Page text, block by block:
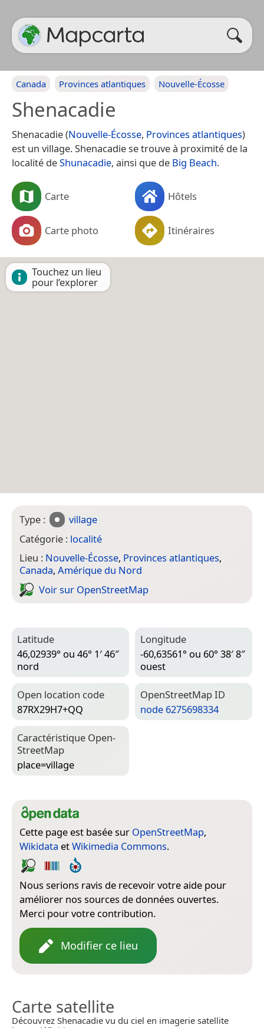
Canada Provinces atlantiques Nouvelle-Écosse
Shenacadie
Shenacadie (Nouvelle-Écosse, Provinces atlantiques)
est un village. Shenacadie se trouve à proximité de la
localité deShunacadie, ainsi que de Big Beach.
Carte Hôtels
Carte photo Itinéraires
Touchez un lieu
pour l’explorer
Type :
village
Catégorie : localité
Lieu : Nouvelle-Écosse, Provinces atlantiques,
Canada, Amérique du Nord
Voir sur Open­Street­Map
Latitude
46,02939° ou 46° 1′ 46″
nord
Longitude
-60,63561° ou 60° 38′ 8″
ouest
Open location code
87RX29H7+QQ
Open­Street­Map ID
node 6275698334
Caractéristique Open­
Street­Map
place=­village
Cette page est basée sur OpenStreetMap,
Wikidata etWikimedia Commons.
Nous serions ravis de recevoir votre aide pour
améliorer nos sources de données ouvertes.
Merci pour votre contribution.
Modifier ce lieu
Carte satellite
Découvrez Shenacadie vu du ciel en imagerie satellite